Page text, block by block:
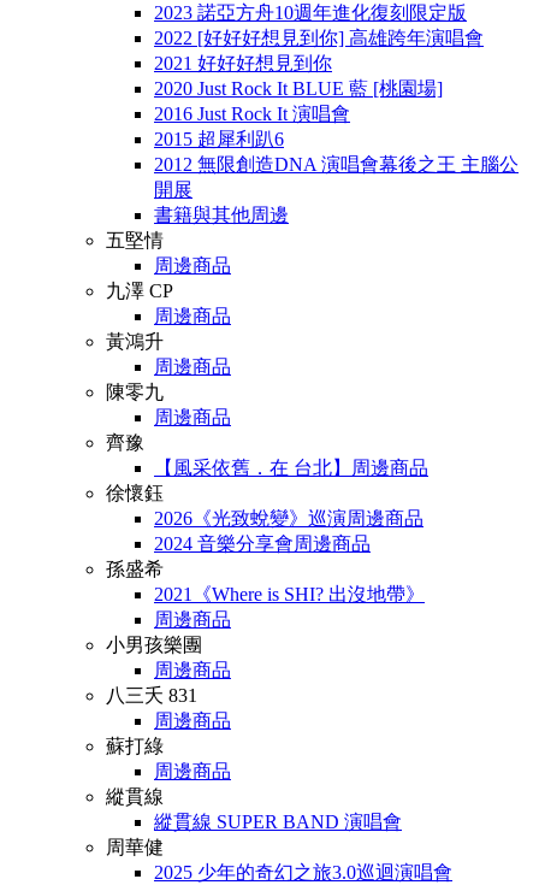
2023 諾亞方舟10週年進化復刻限定版
2022 [好好好想見到你] 高雄跨年演唱會
2021 好好好想見到你
2020 Just Rock It BLUE 藍 [桃園場]
2016 Just Rock It 演唱會
2015 超犀利趴6
2012 無限創造DNA 演唱會幕後之王 主腦公
開展
書籍與其他周邊
五堅情
周邊商品
九澤 CP
周邊商品
黃鴻升
周邊商品
陳零九
周邊商品
齊豫
【風采依舊．在 台北】周邊商品
徐懷鈺
2026《光致蛻變》巡演周邊商品
2024 音樂分享會周邊商品
孫盛希
2021《Where is SHI? 出沒地帶》
周邊商品
小男孩樂團
周邊商品
八三夭 831
周邊商品
蘇打綠
周邊商品
縱貫線
縱貫線 SUPER BAND 演唱會
周華健
2025 少年的奇幻之旅3.0巡迴演唱會